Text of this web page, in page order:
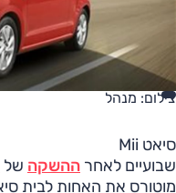
צילום: מנהל
סיאט Mii
שבועיים לאחר ההשקה של